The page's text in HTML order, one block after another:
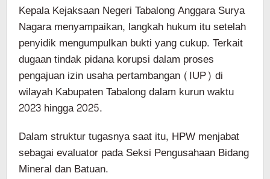
Kepala Kejaksaan Negeri Tabalong Anggara Surya
Nagara menyampaikan, langkah hukum itu setelah
penyidik mengumpulkan bukti yang cukup. Terkait
dugaan tindak pidana korupsi dalam proses
pengajuan izin usaha pertambangan (IUP) di
wilayah Kabupaten Tabalong dalam kurun waktu
2023 hingga 2025.
Dalam struktur tugasnya saat itu, HPW menjabat
sebagai evaluator pada Seksi Pengusahaan Bidang
Mineral dan Batuan.